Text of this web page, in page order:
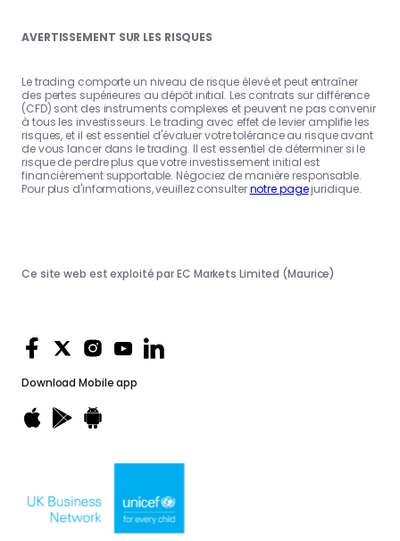
AVERTISSEMENT SUR LES RISQUES
Le trading comporte un niveau de risque élevé et peut entraîner
des pertes supérieures au dépôt initial. Les contrats sur différence
(CFD) sont des instruments complexes et peuvent ne pas convenir
à tous les investisseurs. Le trading avec effet de levier amplifie les
risques, et il est essentiel d'évaluer votre tolérance au risque avant
de vous lancer dans le trading. Il est essentiel de déterminer si le
risque de perdre plus que votre investissement initial est
financièrement supportable. Négociez de manière responsable.
Pour plus d'informations, veuillez consulternotre pagejuridique.
Download Mobile app
Ce site web est exploité par EC Markets Limited (Maurice)